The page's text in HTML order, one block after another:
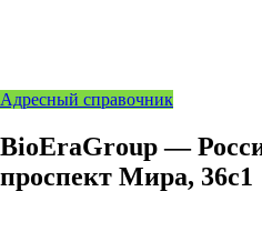
Адресный справочник
BioEraGroup —
проспект Мира, 36с1